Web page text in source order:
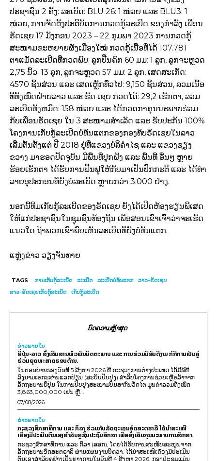
ປະຊາຊົນ 2 ຄັ້ງ: ລະເບີດ: BLU 26: 1 ໜ່ວຍ ແລະ BLU3: 1
ໜ່ວຍ, ການຈັດຕັ້ງປະຕິບັດການກວດກູ້ລະເບີດ ຂອງກໍາລັງ ເພື່ອນ
ຣັດເຊຍ 17 ມັງກອນ 2023 – 22 ກຸມພາ 2023 ການກວດກູ້
ສະໜາມຂະຫຍາຍຜັງເມືອງໃໝ່ ກວດກູ້ເນື້ອທີ່ໄດ້ 107.781
ຕາແມັດລະເບີດທີ່ກວດພົບ: ລູກປືນຄົກ 60 ມມ: 1 ລູກ, ລູກຈະຫຼວດ
2,75 ນິ້ວ: 13 ລູກ, ລູກຈະຫຼວດ 57 ມມ: 2 ລູກ, ເສດສະເກັດ:
4570 ຊິ້ນສ່ວນ ແລະ ເສດເຫຼັກທົ່ວໄປ: 9,150 ຊິ້ນສ່ວນ, ລວມເນື້ອ
ທີ່ທັງໝົດຝ່າຍລາວ ແລະ ຮັດ ເຊຍ ກວດໄດ້: 29,2 ເຮັກຕາ, ລວມ
ລະເບີດທັງຫມົດ: 158 ໜ່ວຍ ແລະ ໄດ້ກວດກາຄຸນນະພາບຮ່ວມ
ກັບເພື່ອນຣັດເຊຍ ໃນ 3 ສະໜາມສໍາເລັດ ແລະ ຮັບປະກັນ 100%
ໂຄງການເກັບກູ້ລະເບີດບໍ່ທັນແຕກຂອງກອງທັບຣັດເຊຍໃນລາວ
ເລີ່ມຕົ້ນຕັ້ງແຕ່ ປີ 2018 ຢູ່ທີ່ແຂວງບໍລິຄໍາໄຊ ແລະ ແຂວງຊຽງ
ຂວາງ ມາຮອດປັດຈຸບັນ ມີພື້ນທີ່ປູກຝັງ ແລະ ພື້ນທີ່ ອື່ນໆ ຫຼາຍ
ຮ້ອຍເຮັກຕາ ໄດ້ຮັບການຟື້ນຟູໃຫ້ກັບມາເປັນປົກກະຕິ ແລະ ໄດ້ທໍາ
ລາຍອຸປະກອນທີ່ຍັງບໍ່ລະເບີດ ຫຼາຍກວ່າ 3.000 ຢ່າງ.
ນອກນີ້ທີມເກັບກູ້ລະເບີດຂອງຣັດເຊຍ ຍັງໄດ້ເປີດຫ້ອງຮຽນພິເສດ
ໃຫ້ແກ່ປະຊາຊົນໃນຊຸມຊົນທ້ອງຖິ່ນ ເພື່ອສອນເຂົາເຈົ້າວ່າຈະເຮັດ
ແນວໃດ ຖ້າພວກເຂົາພົບເຫັນລະເບີດທີ່ຍັງບໍ່ທັນແຕກ.
ແຫຼ່ງຂ່າວ ວຽງຈັນທາຍ
TAGS ການເກັບກູ້ລະເບີດ ລະເບີດ ລະເບີດບໍ່ທັນແຕກ
ລາວ-ຣັດເຊຍ
ລາວ-ຣັດເຊຍເກັບກູ້ລະເບີດ
ເກັບກູ້ລະເບີດ
ບົດຄວາມຫຼ້າສຸດ
ຂ່າວພາຍ​ໃນ
ຍີ່ປຸ່ນ-ລາວ ສົ່ງເສີມສາຍພົວພັນມິດຕະພາບ ແລະ ການຮ່ວມມືອັນດີງາມ ກໍຄືການເປັນຄູ່
ຮ່ວມຍຸດທະສາດຮອບດ້ານ.
ໃນຕອນບ່າຍຂອງວັນທີ 5 ສິງຫາ 2026 ທີ່ ກະຊວງການຕ່າງປະເທດ ໄດ້ມີພິທີ
ລົງນາມເອກະສານແລກປ່ຽນ (ສະບັບປັບປຸງ) ສໍາລັບໂຄງການຊ່ວຍເຫຼືອລ້າຈາກ
ລັດຖະບານຍີ່ປຸ່ນ ໃນການປັບປຸງສະໜາມບິນສາກົນວັດໄຕ ມູນຄ່າລວມທັງໝົດ
3,863,000,000 ເຢນ ຫຼື...
07/08/2026
ຂ່າວພາຍ​ໃນ
ກະຊວງສຶກສາທິການ ແລະ ກິລາ ຮ່ວມກັບລັດຖະບານອົດສະຕຣາລີ ໄດ້ນຳສະເໜີ
ເຄື່ອງມືປະເມີນຕົນເອງສຳລັບຄູຊັ້ນປະຖົມສຶກສາ ເພື່ອສົ່ງເສີມຄຸນນະພາບການສຶກສາ.
ກະຊວງສຶກສາທິການ ແລະ ກິລາ (ສສກ), ໂດຍໄດ້ຮັບການສະໜັບສະໜູນຈາກ
ລັດຖະບານອົດສະຕຣາລີ ຜ່ານແຜນງານບີຄວາ, ໄດ້ນຳສະເໜີເຄື່ອງມືປະເມີນ
ຕົນເອງສຳລັບຄູຢ່າງເປັນທາງການໃນວັນທີ 4 ສິງຫາ 2026. ກອງປະຊຸມແມ່ນ